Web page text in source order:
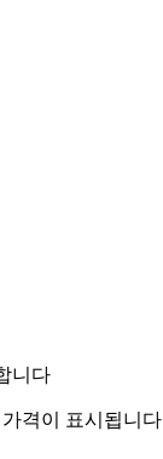
니다
격이 표시됩니다